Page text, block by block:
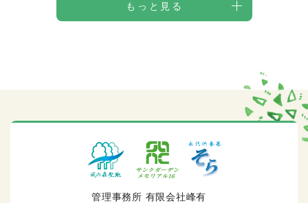
もっと見る
管理事務所 有限会社峰有